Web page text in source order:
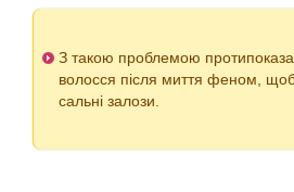
З такою проблемою
волосся після миття феном,
сальні залози.